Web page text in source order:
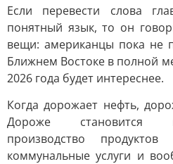
Если перевести слова
понятный язык, то он
вещи: американцы пока не
Ближнем Востоке в полной
2026 года будет интереснее.
Когда дорожает нефть,
Дороже становится
производство продуктов
коммунальные услуги и